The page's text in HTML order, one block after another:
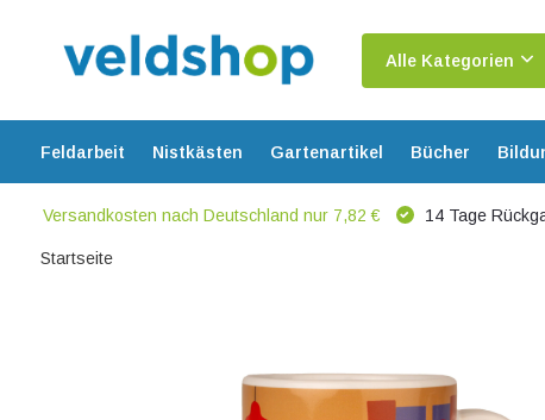
Alle Kategorien
Feldarbeit Nistkästen Gartenartikel Bücher
Versandkosten nach Deutschland nur 7,82 € 14 Tage
Startseite